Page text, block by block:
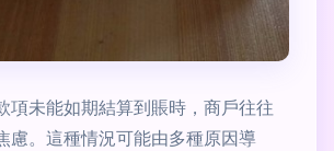
項未能如期結算到賬時，商戶往往
慮。這種情況可能由多種原因導